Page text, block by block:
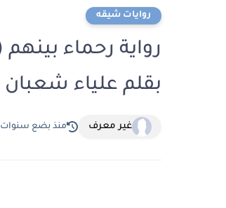
روايات شيقه
بقلم علياء شعبان
غير معرف منذ بضع سنوات